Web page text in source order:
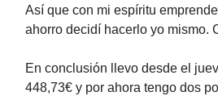
Así que con mi espíritu
ahorro decidí hacerlo yo mismo.
En conclusión llevo desde el
448,73€ y por ahora tengo dos